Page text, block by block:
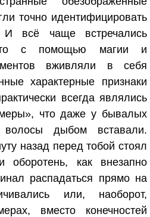
точно идентифицировать
И всё чаще встречались
с помощью магии и
вживляли в себя
характерные признаки
всегда являлись
что даже у бывалых
волосы дыбом вставали.
назад перед тобой стоял
оборотень, как внезапно
распадаться прямо на
или, наоборот,
вместо конечностей